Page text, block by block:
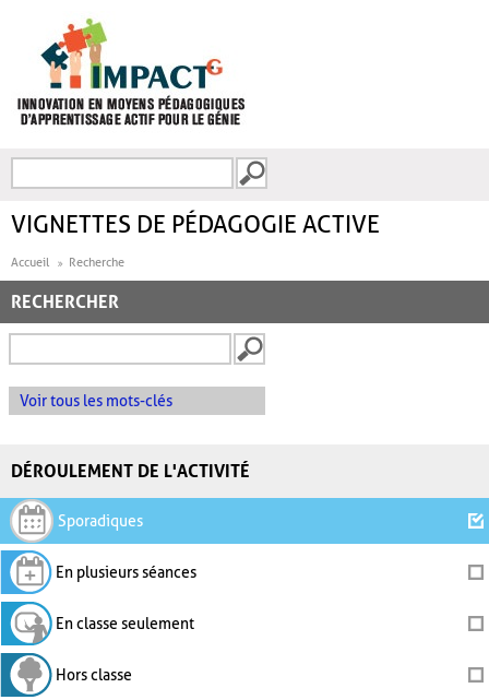
FORMULAIRE DE
VIGNETTES DE PÉDAGOGIE ACTIVE
Accueil Recherche
RECHERCHER
Voir tous les mots-clés
DÉROULEMENT DE L'ACTIVITÉ
Sporadiques
En plusieurs séances
En classe seulement
Hors classe